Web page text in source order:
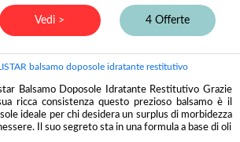
Vedi > 4 Offerte
balsamo doposole idratante restitutivo
Balsamo Doposole Idratante Restitutivo Grazie
ricca consistenza questo prezioso balsamo è il
ideale per chi desidera un surplus di morbidezza
Il suo segreto sta in una formula a base di oli